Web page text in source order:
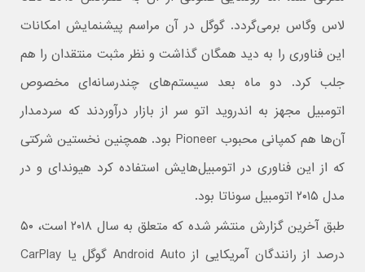
لاس وگاس برمی‌گردد. گوگل در آن مراسم پیشنمایش امکانات
این فناوری را به دید همگان گذاشت و نظر مثبت منتقدان را هم
جلب کرد. دو ماه بعد سیستم‌های چندرسانه‌ای مخصوص
اتومبیل مجهز به اندروید اتو سر از بازار درآوردند که سردمدار
آن‌ها هم کمپانی محبوب Pioneer بود. همچنین نخستین شرکتی
که از این فناوری در اتومبیل‌هایش استفاده کرد هیوندای و در
مدل ۲۰۱۵ اتومبیل سوناتا بود.
طبق آخرین گزارش منتشر شده که متعلق به سال ۲۰۱۸ است، ۵۰
درصد از رانندگان آمریکایی از Android Auto گوگل یا CarPlay